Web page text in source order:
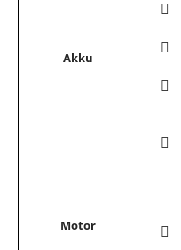
Akku
Motor